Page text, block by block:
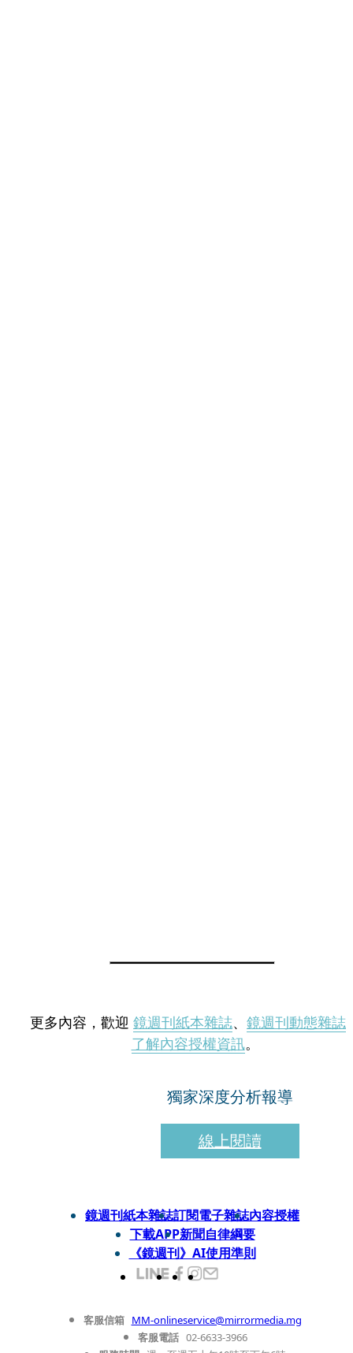
更多內容，歡迎 鏡週刊紙本雜誌、 鏡週刊動態雜誌
了解內容授權資訊。
獨家深度分析報導
線上閱讀
鏡週刊紙本雜誌訂閱電子雜誌內容授權
下載APP新聞自律綱要
《鏡週刊》AI使用準則
客服信箱 MM-onlineservice@mirrormedia.mg
客服電話 02-6633-3966